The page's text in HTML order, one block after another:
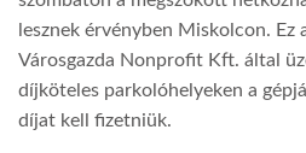
lesznek érvényben Miskolcon.
Városgazda Nonprofit Kft. által
díjköteles parkolóhelyeken a
díjat kell fizetniük.